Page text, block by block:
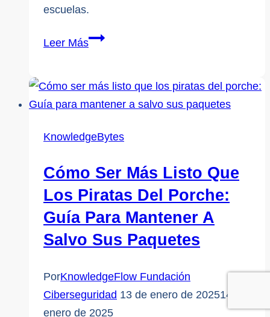
escuelas.
Leer MásPromesas
analógicos:
Riesgos
ventajas
de
un
código
canadiense
de
de
la
infancia
KnowledgeBytes
Cómo Ser Más Listo Que
Los Piratas Del Porche:
Guía Para Mantener A
Salvo Sus Paquetes
PorKnowledgeFlow Fundación
Ciberseguridad 13 de enero de 202514 de
enero de 2025